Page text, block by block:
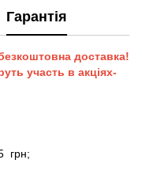
Гарантія
доставка!
участь в акціях-
грн;